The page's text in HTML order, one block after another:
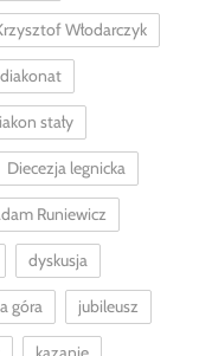
Włodarczyk
diakonat
stały
Diecezja legnicka
Runiewicz
dyskusja
góra jubileusz